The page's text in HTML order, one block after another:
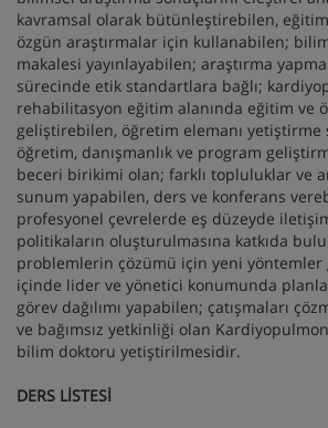
kavramsal olarak bütünleştirebilen,
özgün araştırmalar için kullanabilen;
makalesi yayınlayabilen; araştırma
sürecinde etik standartlara bağlı;
rehabilitasyon eğitim alanında eğitim ve
geliştirebilen, öğretim elemanı
öğretim, danışmanlık ve program
beceri birikimi olan; farklı topluluklar ve
sunum yapabilen, ders ve konferans
profesyonel çevrelerde eş düzeyde
politikaların oluşturulmasına katkıda
problemlerin çözümü için yeni
içinde lider ve yönetici konumunda
görev dağılımı yapabilen; çatışmaları
ve bağımsız yetkinliği olan
bilim doktoru yetiştirilmesidir.
DERS LİSTESİ